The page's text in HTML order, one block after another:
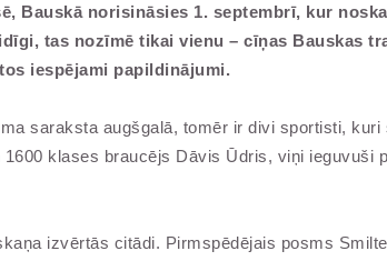
Bauskā norisināsies 1. septembrī, kur
tas nozīmē tikai vienu – cīņas Bauskas
iespējami papildinājumi.
saraksta augšgalā, tomēr ir divi sportisti, kuri
klases braucējs Dāvis Ūdris, viņi ieguvuši
izvērtās citādi. Pirmspēdējais posms